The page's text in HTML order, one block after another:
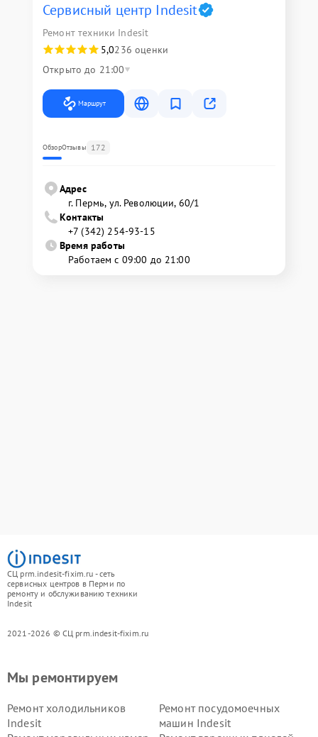
Сервисный центр Indesit
Ремонт техники Indesit
5,0236 оценки
Открыто до 21:00
Маршрут
ОбзорОтзывы 172
Адрес
г. Пермь, ул. ​Революции, 60/1
Контакты
+7 (342) 254-93-15
Время работы
Работаем с 09:00 до 21:00
СЦ prm.indesit-fixim.ru - сеть
сервисных центров в Перми по
ремонту и обслуживанию техники
Indesit
2021-2026 © СЦ prm.indesit-fixim.ru
Мы ремонтируем
Ремонт холодильников
Indesit
Ремонт посудомоечных
машин Indesit